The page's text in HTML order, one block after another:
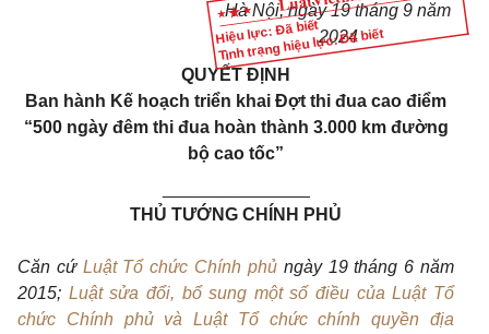
Hiệu lực: Đã biết
Tình trạng hiệu lực: Đã biết
Hà Nội, ngày 19 tháng 9 năm
2024
QUYẾT ĐỊNH
Ban hành Kế hoạch triển khai Đợt thi đua cao điểm
“500 ngày đêm thi đua hoàn thành 3.000 km đường
bộ cao tốc”
THỦ TƯỚNG CHÍNH PHỦ
Căn cứ Luật Tổ chức Chính phủ ngày 19 tháng 6 năm
2015; Luật sửa đổi, bổ sung một số điều của Luật Tổ
chức Chính phủ và Luật Tổ chức chính quyền địa